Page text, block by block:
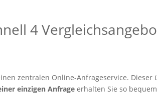
4
zentralen Online-Anfrageservice.
einzigen Anfrage erhalten Sie so bequem